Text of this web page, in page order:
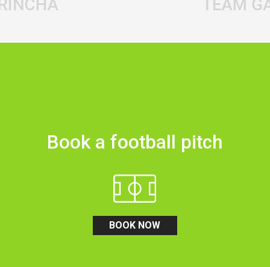
Book a football pitch
BOOK NOW